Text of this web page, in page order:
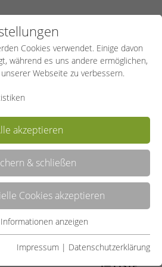
Kombination. Fatburner (spezielle
gemixt mit Muskeltoner
Dieses Erfolgsprogramm bringt den
verbrennen schneller – und die
Figur sagt Danke.
Cookies verwendet. Einige davon
während es uns andere ermöglichen,
Webseite zu verbessern.
akzeptieren
& schließen
Cookies akzeptieren
für grundlegende Funktionen der
anzeigen
Impressum | Datenschutzerklärung